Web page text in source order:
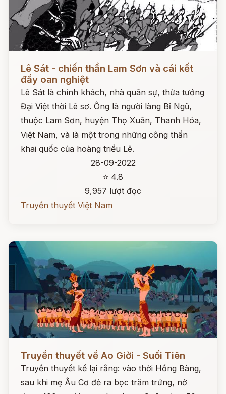
Lê Sát - chiến thần Lam Sơn và cái kết
đầy oan nghiệt
Lê Sát là chính khách, nhà quân sự, thừa tướng
Đại Việt thời Lê sơ. Ông là người làng Bỉ Ngũ,
thuộc Lam Sơn, huyện Thọ Xuân, Thanh Hóa,
Việt Nam, và là một trong những công thần
khai quốc của hoàng triều Lê.
28-09-2022
⭐ 4.8
9,957 lượt đọc
Truyền thuyết Việt Nam
Đọc ngay
Truyền thuyết về Ao Giời - Suối Tiên
Truyền thuyết kể lại rằng: vào thời Hồng Bàng,
sau khi mẹ Âu Cơ đẻ ra bọc trăm trứng, nở